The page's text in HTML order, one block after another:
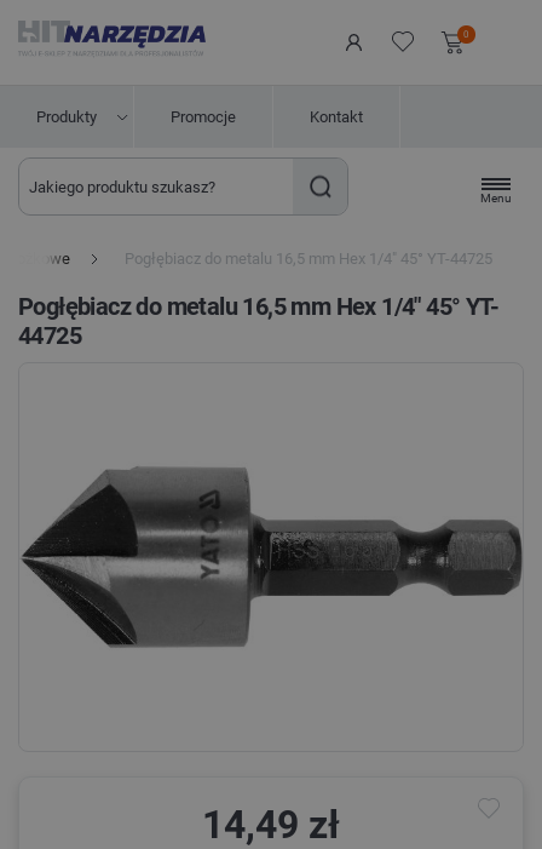
0
Produkty Promocje Kontakt
Menu
stożkowe Pogłębiacz do metalu 16,5 mm Hex 1/4" 45° YT-44725
Pogłębiacz do metalu 16,5 mm Hex 1/4" 45° YT-
44725
14,49 zł